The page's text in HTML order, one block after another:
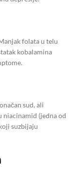
folata u telu
kobalamina
sud, ali
niacinamid (jedna od
suzbijaju